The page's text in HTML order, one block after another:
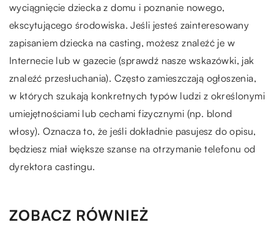
wyciągnięcie dziecka z domu i poznanie nowego,
ekscytującego środowiska. Jeśli jesteś zainteresowany
zapisaniem dziecka na casting, możesz znaleźć je w
Internecie lub w gazecie (sprawdź nasze wskazówki, jak
znaleźć przesłuchania). Często zamieszczają ogłoszenia,
w których szukają konkretnych typów ludzi z określonymi
umiejętnościami lub cechami fizycznymi (np. blond
włosy). Oznacza to, że jeśli dokładnie pasujesz do opisu,
będziesz miał większe szanse na otrzymanie telefonu od
dyrektora castingu.
ZOBACZ RÓWNIEŻ